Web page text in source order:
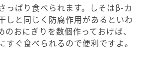
っぱり食べられます。しそはβ-カ
しと同じく防腐作用があるといわ
のおにぎりを数個作っておけば、
すぐ食べられるので便利ですよ。